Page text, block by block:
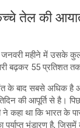
तेल की
जनवरी महीने में उसके
बढ़कर 55 प्रतिशत
के बाद सबसे अधिक है
की आपूर्ति से है।
ने कहा था कि भारत के
पर्याप्त भंडारण है,